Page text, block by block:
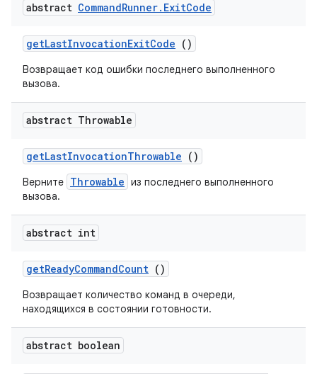
abstract CommandRunner. ExitCode
getLastInvocationExitCode ()
Возвращает код ошибки последнего выполненного
вызова.
abstract Throwable
getLastInvocationThrowable ()
Верните Throwable из последнего выполненного
вызова.
abstract int
getReadyCommandCount ()
Возвращает количество команд в очереди,
находящихся в состоянии готовности.
abstract boolean